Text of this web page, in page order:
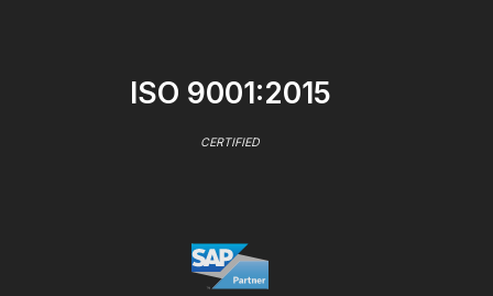
ISO 9001:2015
CERTIFIED